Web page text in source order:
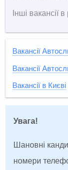
Інші вакансії в
Вакансії
Вакансії
Вакансії в Києві
Увага!
Шановні
номери